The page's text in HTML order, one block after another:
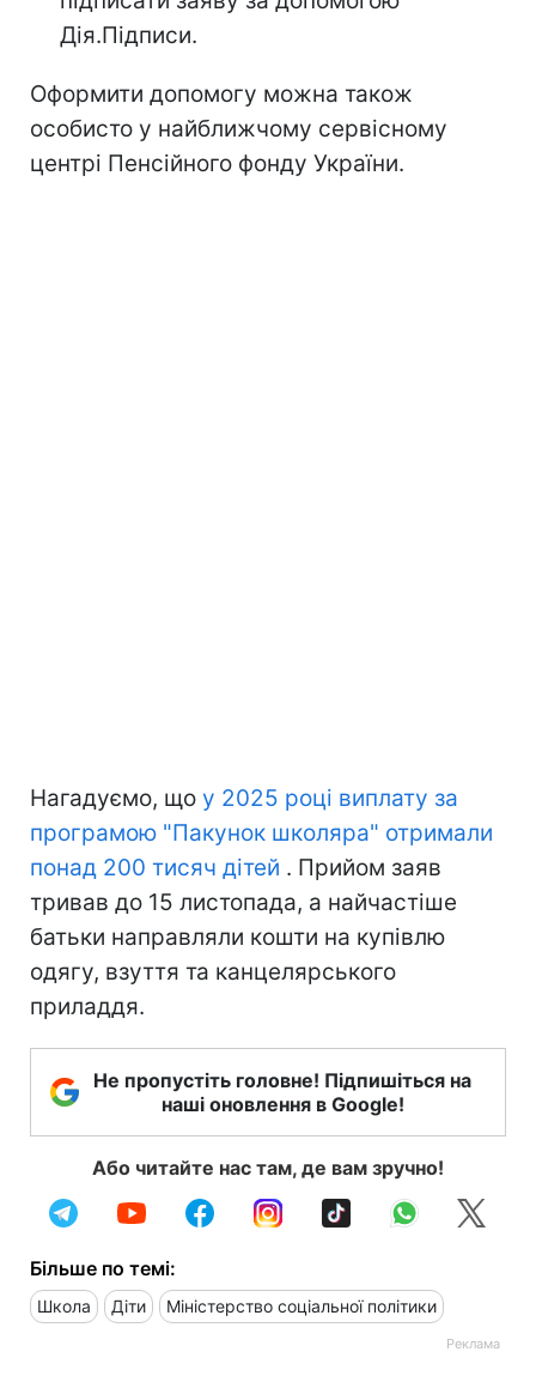
Дія.Підписи.
Оформити допомогу можна також
особисто у найближчому сервісному
центрі Пенсійного фонду України.
Нагадуємо, що у 2025 році виплату за
програмою "Пакунок школяра" отримали
понад 200 тисяч дітей . Прийом заяв
тривав до 15 листопада, а найчастіше
батьки направляли кошти на купівлю
одягу, взуття та канцелярського
приладдя.
Не пропустіть головне! Підпишіться на
наші оновлення в Google!
Або читайте нас там, де вам зручно!
Більше по темі:
Школа Діти Міністерство соціальної політики